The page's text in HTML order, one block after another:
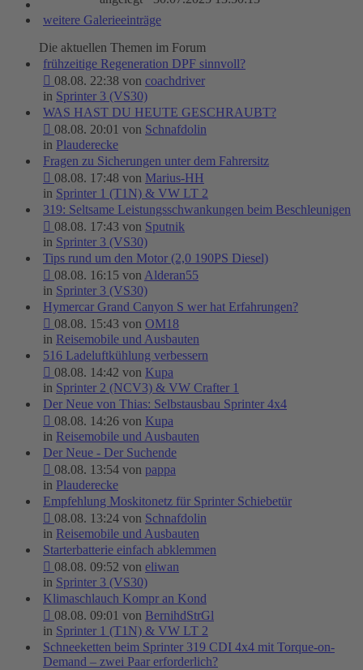
weitere Galerieeinträge
Die aktuellen Themen im Forum
frühzeitige Regeneration DPF sinnvoll?
08.08. 22:38 von coachdriver
in Sprinter 3 (VS30)
WAS HAST DU HEUTE GESCHRAUBT?
08.08. 20:01 von Schnafdolin
in Plauderecke
Fragen zu Sicherungen unter dem Fahrersitz
08.08. 17:48 von Marius-HH
in Sprinter 1 (T1N) & VW LT 2
319: Seltsame Leistungsschwankungen beim Beschleunigen
08.08. 17:43 von Sputnik
in Sprinter 3 (VS30)
Tips rund um den Motor (2,0 190PS Diesel)
08.08. 16:15 vonAlderan55
in Sprinter 3 (VS30)
Hymercar Grand Canyon S wer hat Erfahrungen?
08.08. 15:43 von OM18
in Reisemobile und Ausbauten
516 Ladeluftkühlung verbessern
08.08. 14:42 von Kupa
in Sprinter 2 (NCV3) & VW Crafter 1
Der Neue von Thias: Selbstausbau Sprinter 4x4
08.08. 14:26 von Kupa
in Reisemobile und Ausbauten
Der Neue - Der Suchende
08.08. 13:54 von pappa
in Plauderecke
Empfehlung Moskitonetz für Sprinter Schiebetür
08.08. 13:24 von Schnafdolin
in Reisemobile und Ausbauten
Starterbatterie einfach abklemmen
08.08. 09:52 von eliwan
in Sprinter 3 (VS30)
Klimaschlauch Kompr an Kond
08.08. 09:01 von BernihdStrGl
in Sprinter 1 (T1N) & VW LT 2
Schneeketten beim Sprinter 319 CDI 4x4 mit Torque-on-
Demand – zwei Paar erforderlich?